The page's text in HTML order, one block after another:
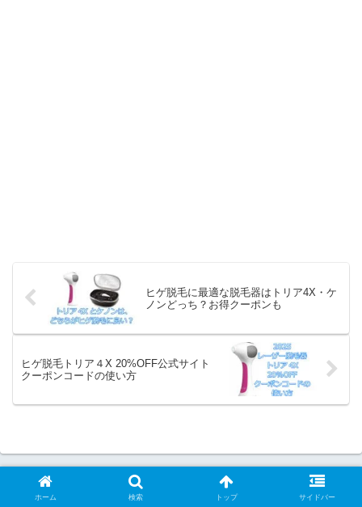
ヒゲ脱毛に最適な脱毛器はトリア4X・ケ
ノンどっち？お得クーポンも
ヒゲ脱毛トリア４X 20%OFF公式サイト
クーポンコードの使い方
ホーム 検索 トップ サイドバー